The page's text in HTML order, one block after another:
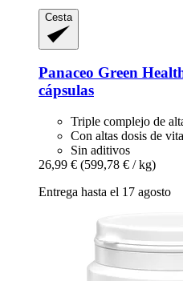
Cesta
Panaceo Green
cápsulas
Triple complejo de
Con altas dosis de
Sin aditivos
26,99 € (599,78 € / kg)
Entrega hasta el 17 agosto